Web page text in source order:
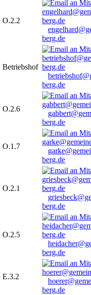
O.2.2
berg.de
Betriebshof
berg.de
O.2.6
berg.de
O.1.7
berg.de
O.2.1
berg.de
O.2.5
berg.de
E.3.2
berg.de